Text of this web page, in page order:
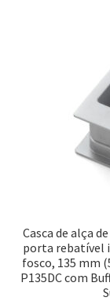
Casca de alça
porta rebatível
fosco, 135 mm
P135DC com